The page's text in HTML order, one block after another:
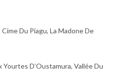
Du Piagu, La Madone De
Yourtes D’Oustamura, Vallée Du